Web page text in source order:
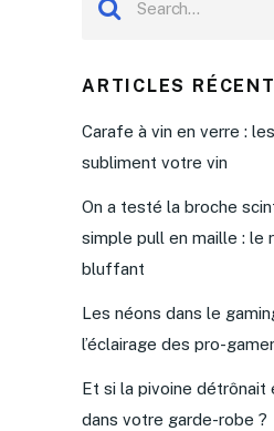
ARTICLES
Carafe à vin en verre :
subliment votre vin
On a testé la broche
simple pull en maille : le
bluffant
Les néons dans le
l’éclairage des pro-
Et si la pivoine détrônait
dans votre garde-robe ?